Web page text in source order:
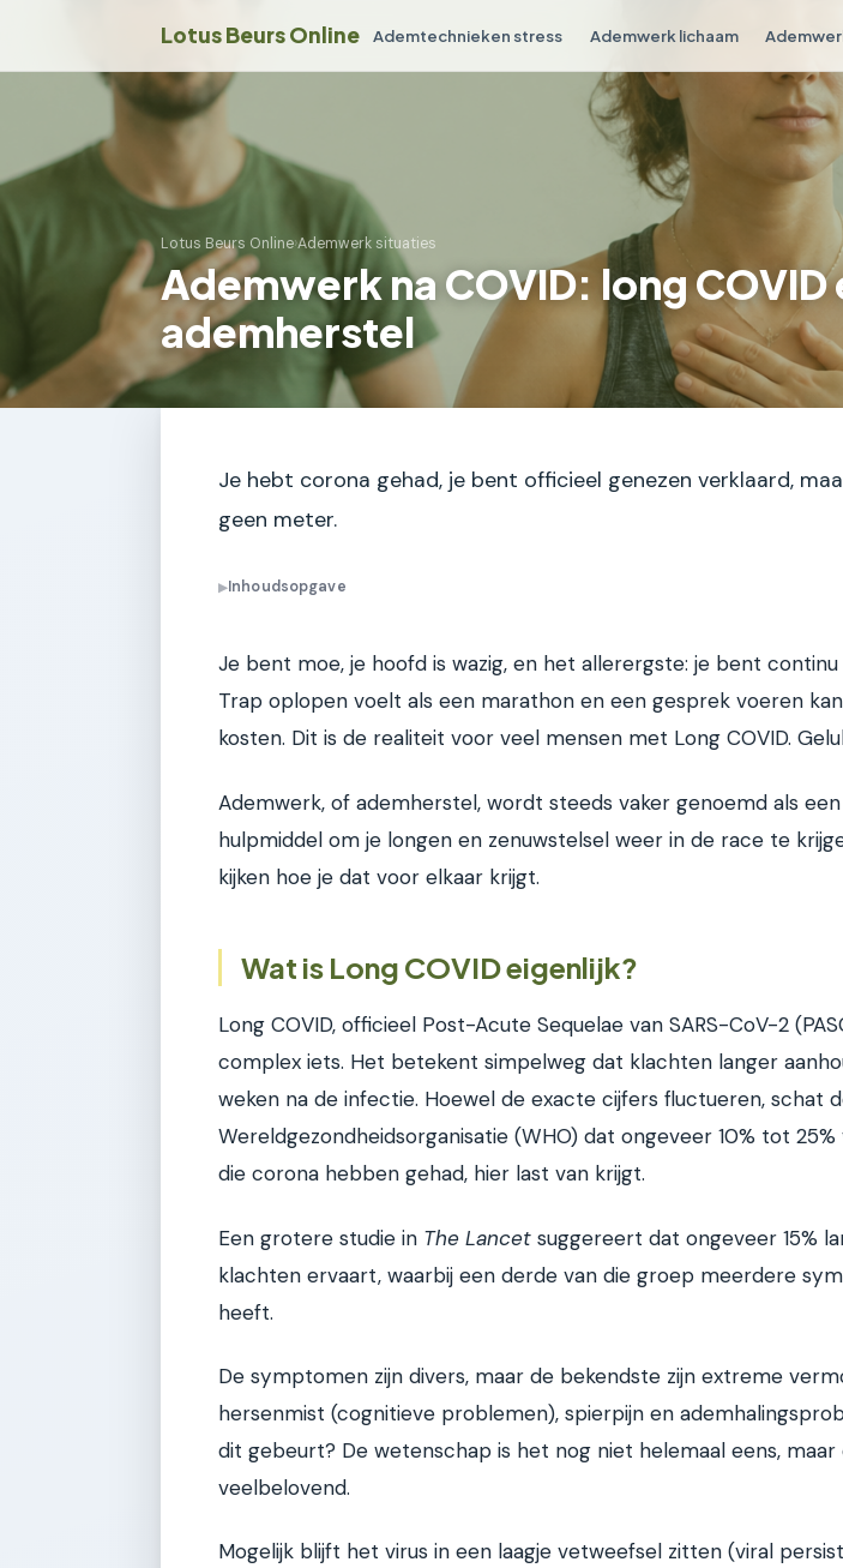
Lotus Beurs Online Ademtechnieken stress Ademwerk lichaam
Lotus Beurs Online›Ademwerk situaties
Ademwerk na COVID: long COVID
ademherstel
Je hebt corona gehad, je bent officieel genezen verklaard,
geen meter.
▶Inhoudsopgave
Je bent moe, je hoofd is wazig, en het allerergste: je bent
Trap oplopen voelt als een marathon en een gesprek voeren
kosten. Dit is de realiteit voor veel mensen met Long COVID.
Ademwerk, of ademherstel, wordt steeds vaker genoemd als
hulpmiddel om je longen en zenuwstelsel weer in de race te
kijken hoe je dat voor elkaar krijgt.
Wat is Long COVID eigenlijk?
Long COVID, officieel Post-Acute Sequelae van SARS-CoV-2
complex iets. Het betekent simpelweg dat klachten langer
weken na de infectie. Hoewel de exacte cijfers fluctueren, schat
Wereldgezondheidsorganisatie (WHO) dat ongeveer 10% tot
die corona hebben gehad, hier last van krijgt.
Een grotere studie in The Lancet suggereert dat ongeveer 15%
klachten ervaart, waarbij een derde van die groep meerdere
heeft.
De symptomen zijn divers, maar de bekendste zijn extreme
hersenmist (cognitieve problemen), spierpijn en
dit gebeurt? De wetenschap is het nog niet helemaal eens, maar
veelbelovend.
Mogelijk blijft het virus in een laagje vetweefsel zitten (viral